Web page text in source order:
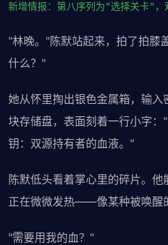
新增情报：第八序列为"选择关卡"，
"林晚。"陈默站起来，拍了拍膝
什么？"
她从怀里掏出银色金属箱，输
块存储盘，表面刻着一行小字
钥：双源持有者的血液。"
陈默低头看着掌心里的碎片。
正在微微发热——像某种被唤醒
"需要用我的血？"